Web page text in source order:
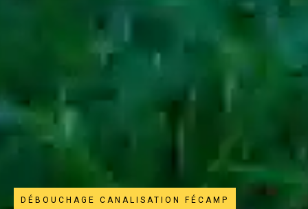
DÉBOUCHAGE CANALISATION FÉCAMP